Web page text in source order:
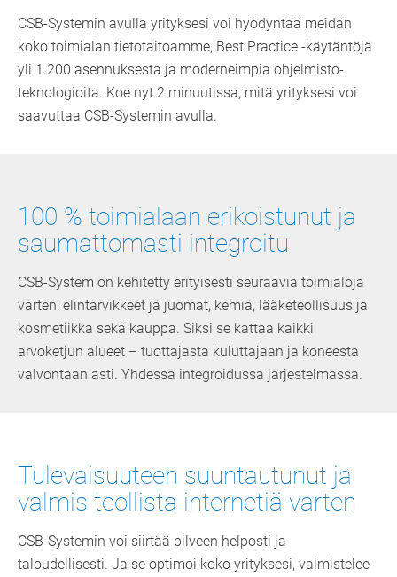
CSB-Systemin avulla yrityksesi voi hyödyntää meidän
koko toimialan tietotaitoamme, Best Practice -käytäntöjä
yli 1.200 asennuksesta ja moderneimpia ohjelmisto-
teknologioita. Koe nyt 2 minuutissa, mitä yrityksesi voi
saavuttaa CSB-Systemin avulla.
100 % toimialaan erikoistunut ja
saumattomasti integroitu
CSB-System on kehitetty erityisesti seuraavia toimialoja
varten: elintarvikkeet ja juomat, kemia, lääketeollisuus ja
kosmetiikka sekä kauppa. Siksi se kattaa kaikki
arvoketjun alueet – tuottajasta kuluttajaan ja koneesta
valvontaan asti. Yhdessä integroidussa järjestelmässä.
Tulevaisuuteen suuntautunut ja
valmis teollista internetiä varten
CSB-Systemin voi siirtää pilveen helposti ja
taloudellisesti. Ja se optimoi koko yrityksesi, valmistelee